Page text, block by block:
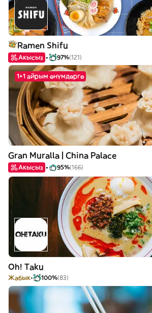
Ramen Shifu
Акысыз 97%(121)
1+1 айрым өнүмдөргө
Gran Muralla | China Palace
Акысыз 95%(166)
Oh! Taku
Жабык 100%(83)